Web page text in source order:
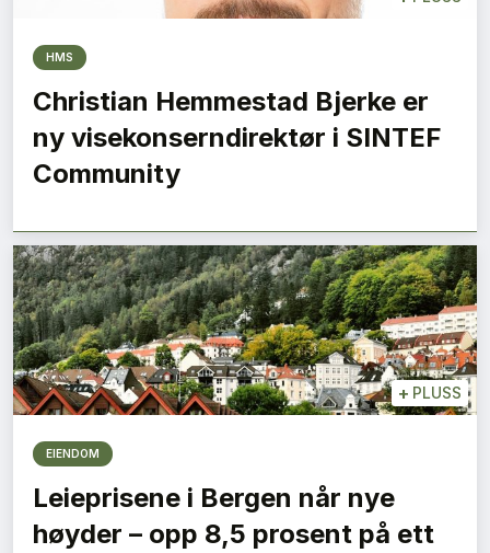
HMS
Christian Hemmestad Bjerke er
ny visekonserndirektør i SINTEF
Community
+ PLUSS
EIENDOM
Leieprisene i Bergen når nye
høyder – opp 8,5 prosent på ett